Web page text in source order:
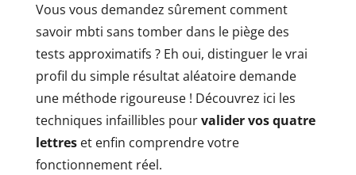
Vous vous demandez sûrement comment
savoir mbti sans tomber dans le piège des
tests approximatifs ? Eh oui, distinguer le vrai
profil du simple résultat aléatoire demande
une méthode rigoureuse ! Découvrez ici les
techniques infaillibles pourvalider vos quatre
lettreset enfin comprendre votre
fonctionnement réel.